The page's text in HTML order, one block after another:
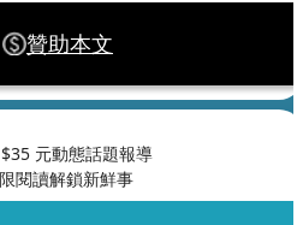
贊助本文
35 元動態話題報導
閱讀解鎖新鮮事